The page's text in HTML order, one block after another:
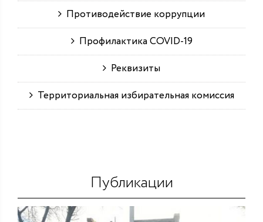
Противодействие коррупции
Профилактика COVID-19
Реквизиты
Территориальная избирательная комиссия
Публикации